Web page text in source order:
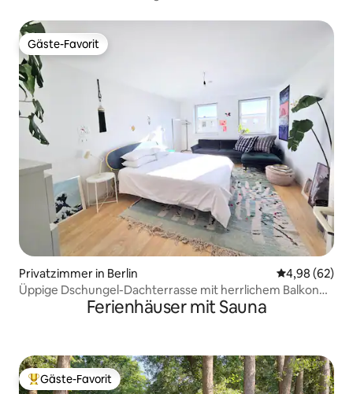
Gäste-Favorit
Gäste-Favorit
Privatzimmer in Berlin
4,98 (62)
Üppige Dschungel-Dachterrasse mit herrlichem Balkon
zum SonnenuntergangFerienhäuser mit Sauna
Beliebter Gäste-Favorit.
Gäste-Favorit